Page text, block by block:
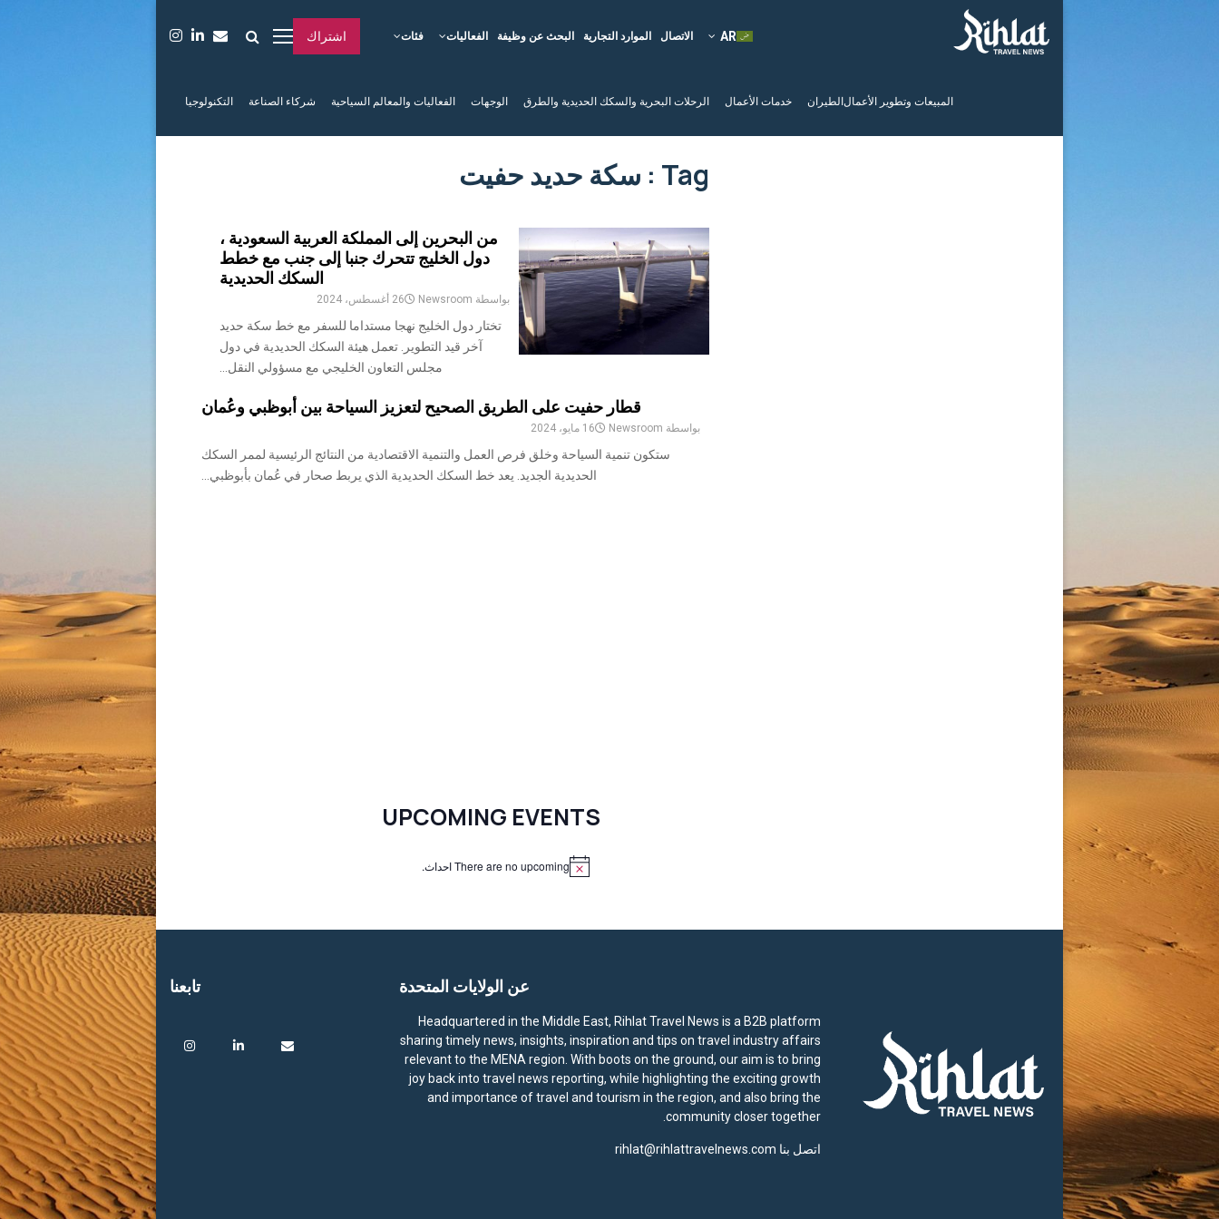
فئات الفعاليات البحث عن وظيفة الموارد التجارية الاتصال اشتراك
المبيعات وتطوير الأعمال الطيران خدمات الأعمال الرحلات البحرية والسكك الحديدية والطرق الوجهات الفعاليات والمعالم السياحية شركاء الصناعة التكنولوجيا
Tag : سكة حديد حفيت
من البحرين إلى المملكة العربية السعودية ،
دول الخليج تتحرك جنبا إلى جنب مع خطط
السكك الحديدية
بواسطة Newsroom 26 أغسطس، 2024
تختار دول الخليج نهجا مستداما للسفر مع خط سكة حديد
آخر قيد التطوير. تعمل هيئة السكك الحديدية في دول
مجلس التعاون الخليجي مع مسؤولي النقل...
قطار حفيت على الطريق الصحيح لتعزيز السياحة بين أبوظبي وعُمان
بواسطة Newsroom 16 مايو، 2024
ستكون تنمية السياحة وخلق فرص العمل والتنمية الاقتصادية من النتائج الرئيسية لممر السكك
الحديدية الجديد. يعد خط السكك الحديدية الذي يربط صحار في عُمان بأبوظبي...
UPCOMING EVENTS
c
There are no upcoming احداث.
عن الولايات المتحدة
Headquartered in the Middle East, Rihlat Travel News is a B2B platform
sharing timely news, insights, inspiration and tips on travel industry affairs
relevant to the MENA region. With boots on the ground, our aim is to bring
joy back into travel news reporting, while highlighting the exciting growth
and importance of travel and tourism in the region, and also bring the
community closer together.
اتصل بنا rihlat@rihlattravelnews.com
تابعنا